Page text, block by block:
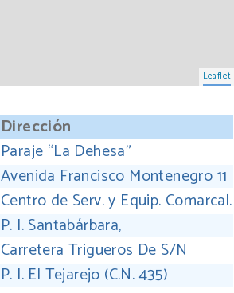
Leaflet
Dirección
Paraje “La Dehesa”
Avenida Francisco Montenegro 11
Centro de Serv. y Equip. Comarcal.
P. I. Santabárbara,
Carretera Trigueros De S/N
P. I. El Tejarejo (C.N. 435)